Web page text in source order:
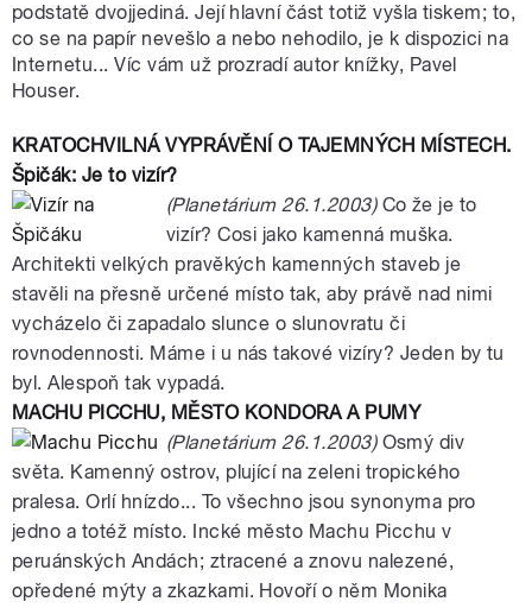
podstatě dvojjediná. Její hlavní část totiž vyšla tiskem; to,
co se na papír nevešlo a nebo nehodilo, je k dispozici na
Internetu... Víc vám už prozradí autor knížky, Pavel
Houser.
KRATOCHVILNÁ VYPRÁVĚNÍ O TAJEMNÝCH MÍSTECH.
Špičák: Je to vizír?
(Planetárium 26.1.2003)Co že je to
vizír? Cosi jako kamenná muška.
Architekti velkých pravěkých kamenných staveb je
stavěli na přesně určené místo tak, aby právě nad nimi
vycházelo či zapadalo slunce o slunovratu či
rovnodennosti. Máme i u nás takové vizíry? Jeden by tu
byl. Alespoň tak vypadá.
MACHU PICCHU, MĚSTO KONDORA A PUMY
(Planetárium 26.1.2003)Osmý div
světa. Kamenný ostrov, plující na zeleni tropického
pralesa. Orlí hnízdo... To všechno jsou synonyma pro
jedno a totéž místo. Incké město Machu Picchu v
peruánských Andách; ztracené a znovu nalezené,
opředené mýty a zkazkami. Hovoří o něm Monika